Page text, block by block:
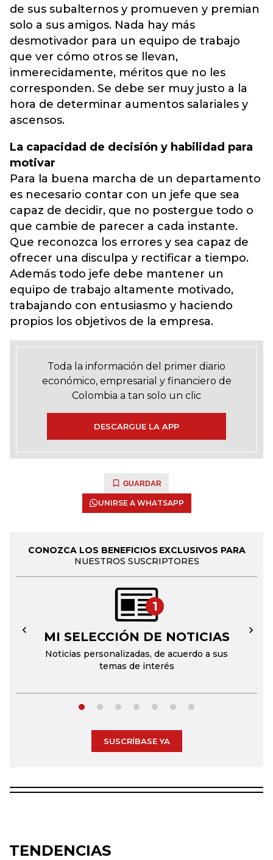
de sus subalternos y promueven y premian
solo a sus amigos. Nada hay más
desmotivador para un equipo de trabajo
que ver cómo otros se llevan,
inmerecidamente, méritos que no les
corresponden. Se debe ser muy justo a la
hora de determinar aumentos salariales y
ascensos.
La capacidad de decisión y habilidad para
motivar
Para la buena marcha de un departamento
es necesario contar con un jefe que sea
capaz de decidir, que no postergue todo o
que cambie de parecer a cada instante.
Que reconozca los errores y sea capaz de
ofrecer una disculpa y rectificar a tiempo.
Además todo jefe debe mantener un
equipo de trabajo altamente motivado,
trabajando con entusiasmo y haciendo
propios los objetivos de la empresa.
Toda la información del primer diario
económico, empresarial y financiero de
Colombia a tan solo un clic
DESCARGUE LA APP
GUARDAR
UNIRSE A WHATSAPP
CONOZCA LOS BENEFICIOS EXCLUSIVOS PARA
NUESTROS SUSCRIPTORES
1
MI SELECCIÓN DE NOTICIAS
Noticias personalizadas, de acuerdo a sus
temas de interés
← →
SUSCRÍBASE YA
TENDENCIAS